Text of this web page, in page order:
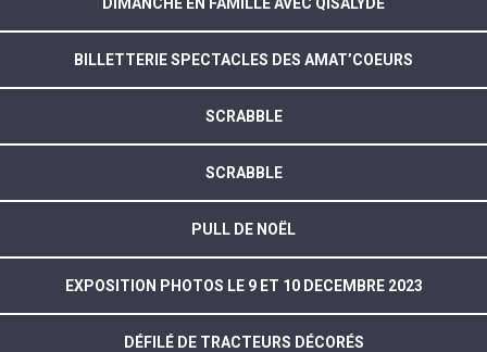
BILLETTERIE SPECTACLES DES AMAT’COEURS
SCRABBLE
SCRABBLE
PULL DE NOËL
EXPOSITION PHOTOS LE 9 ET 10 DECEMBRE 2023
DÉFILÉ DE TRACTEURS DÉCORÉS